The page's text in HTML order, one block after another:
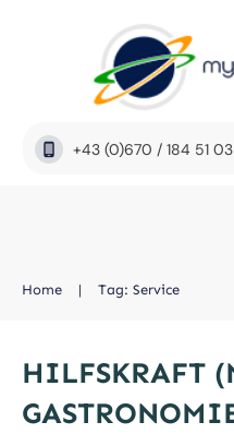
+43 (0)670 / 184 51 03
Home | Tag: Service
HILFSKRAFT